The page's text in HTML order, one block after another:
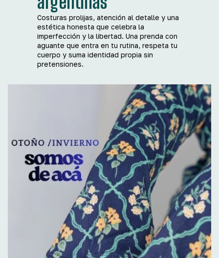
Costuras prolijas, atención al detalle y una
estética honesta que celebra la
imperfección y la libertad. Una prenda con
aguante que entra en tu rutina, respeta tu
cuerpo y suma identidad propia sin
pretensiones.